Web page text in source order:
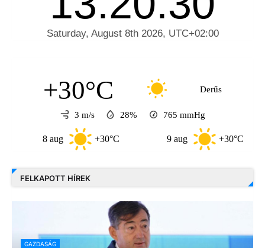
+30°C Derűs
3 m/s 28% 765 mmHg
+30°C +30°C
FELKAPOTT HÍREK
GAZDASÁG